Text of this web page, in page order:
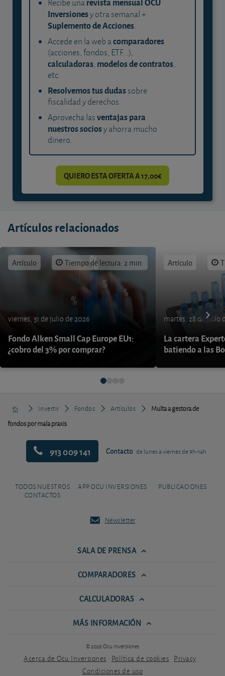
Recibe una
Inversionesy otra semanal +
Suplemento de Acciones.
Accede en la web acomparadores
(acciones, fondos, ETF...),
calculadoras, modelos de contratos,
etc.
Resolvemos tus dudassobre
fiscalidad y derechos.
Aprovecha lasventajas para
nuestros sociosy ahorra mucho
dinero.
QUIERO ESTA OFERTA A 17,00€
Artículos relacionados
Artículo Tiempo de lectura: 2 min.
viernes, 31 de julio de 2026
Fondo Alken Small Cap Europe EU1:
¿cobro del 3% por comprar?
Artículo
martes, 28 de julio
La cartera
batiendo a las
Invertir Fondos Artículos
Multa a gestora de
fondos por mala praxis
913 009 141 Contacto de lunes a viernes de 9h-14h
TODOS NUESTROS
CONTACTOS
APP OCU INVERSIONES PUBLICACIONES
Newsletter
SALA DE PRENSA
COMPARADORES
CALCULADORAS
MÁS INFORMACIÓN
© 2026 Ocu Inversiones
Acerca de Ocu Inversiones Política de cookies Privacy
Condiciones de uso